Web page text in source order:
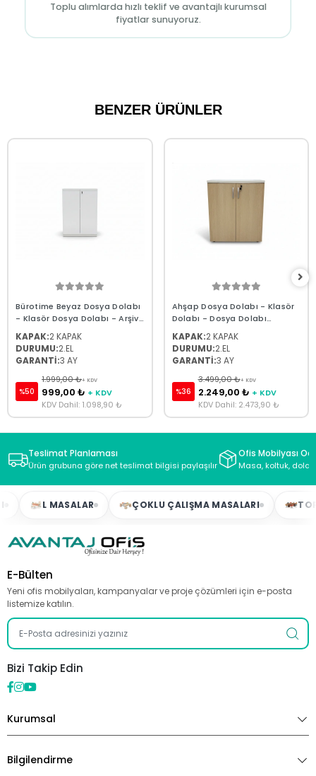
Toplu alımlarda hızlı teklif ve avantajlı kurumsal
fiyatlar sunuyoruz.
BENZER ÜRÜNLER
Bürotime Beyaz Dosya Dolabı
- Klasör Dosya Dolabı - Arşiv
KAPAK:2 KAPAK
DURUMU:2.EL
GARANTİ:3 AY
%50
1.999,00 ₺+ KDV
999,00 ₺ + KDV
KDV Dahil: 1.098,90 ₺
Ahşap Dosya Dolabı - Klasör
Dolabı - Dosya Dolabı
KAPAK:2 KAPAK
DURUMU:2.EL
GARANTİ:3 AY
%36
3.499,00 ₺+ KDV
2.249,00 ₺ + KDV
KDV Dahil: 2.473,90 ₺
Teslimat Planlaması
Ürün grubuna göre net teslimat bilgisi paylaşılır
Ofis Mobilyası
Masa, koltuk,
L MASALAR ÇOKLU ÇALIŞMA MASALARI
E-Bülten
Yeni ofis mobilyaları, kampanyalar ve proje çözümleri için e-posta
listemize katılın.
Bizi Takip Edin
Kurumsal
Bilgilendirme